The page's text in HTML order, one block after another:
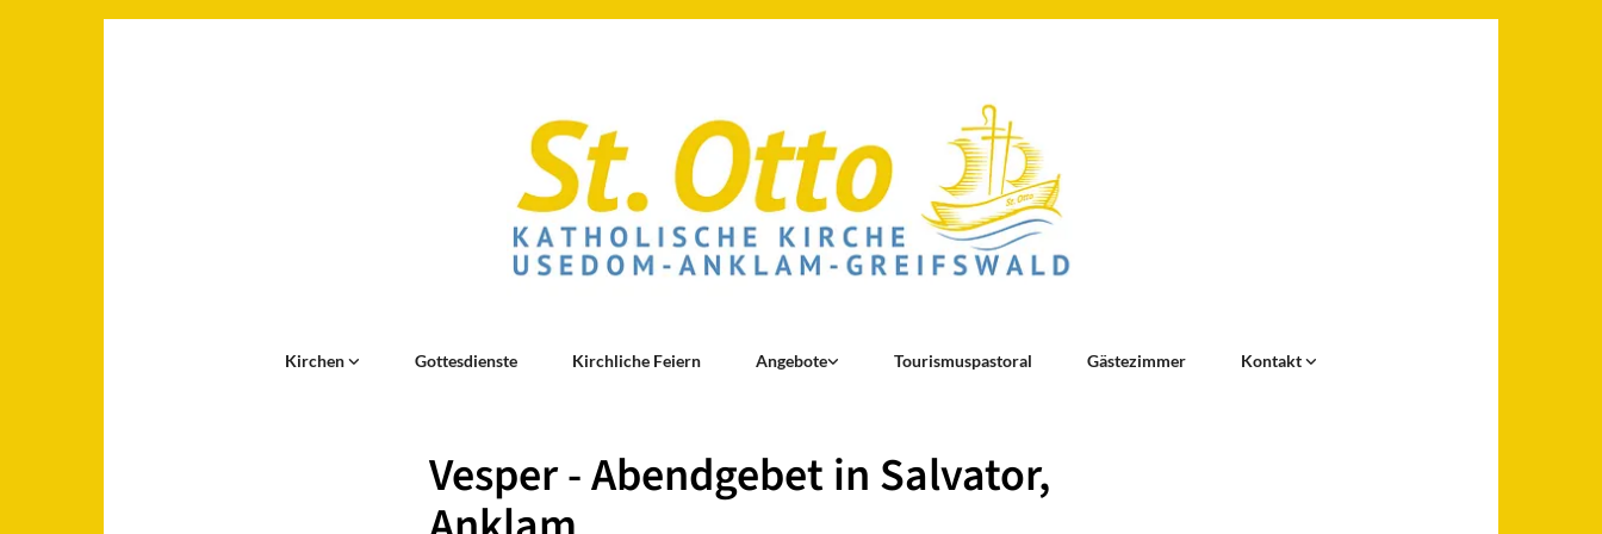
Kirchen Gottesdienste Kirchliche Feiern Angebote Tourismuspastoral Gästezimmer Kontakt
Vesper - Abendgebet in Salvator,